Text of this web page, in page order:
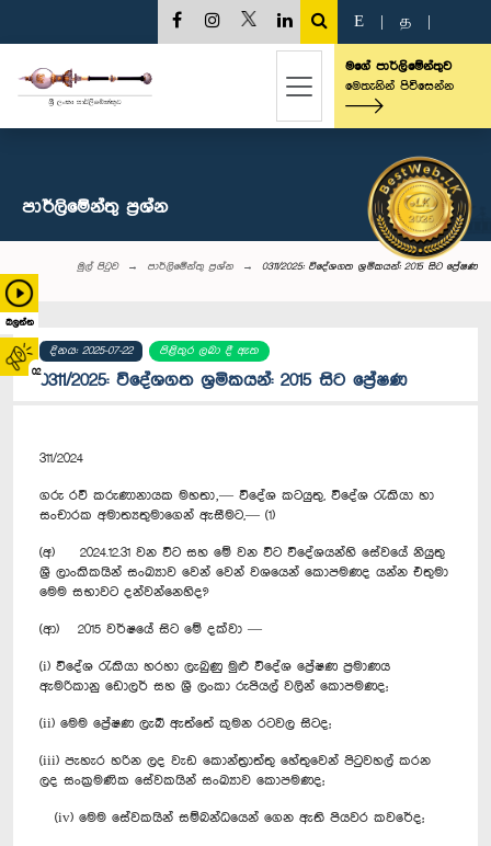
බලන්න
02
E த
මගේ පාර්ලිමේන්තුව
මෙතැනින් පිවිසෙන්න
පාර්ලි‌මේන්තු‌ ප්‍රශ්න
මුල් පිටුව පාර්ලි‌මේන්තු‌ ප්‍රශ්න 0311/2025: විදේශගත ශ්‍රමිකයන්: 2015 සිට ප්‍රේෂණ
දිනය: 2025-07-22 පිළිතුර ලබා දී ඇත
0311/2025: විදේශගත ශ්‍රමිකයන්: 2015 සිට ප්‍රේෂණ
311/2024
ගරු රවී කරුණානායක මහතා‚— විදේශ කටයුතු, විදේශ රැකියා හා
සංචාරක අමාත්‍යතුමාගෙන් ඇසීමට,— (1)
(අ) 2024.12.31 වන විට සහ මේ වන විට විදේශයන්හි සේවයේ නියුතු
ශ්‍රී ලාංකිකයින් සංඛ්‍යාව වෙන් වෙන් වශයෙන් කොපමණද යන්න එතුමා
මෙම සභාවට දන්වන්නෙහිද?
(ආ) 2015 වර්ෂයේ සිට මේ දක්වා —
(i) විදේශ රැකියා හරහා ලැබුණු මුළු විදේශ ප්‍රේෂණ ප්‍රමාණය
ඇමරිකානු ඩොලර් සහ ශ්‍රී ලංකා රුපියල් වලින් කොපමණද;
(ii) මෙම ප්‍රේෂණ ලැබී ඇත්තේ කුමන රටවල සිටද;
(iii) පැහැර හරින ලද වැඩ කොන්ත්‍රාත්තු හේතුවෙන් පිටුවහල් කරන
ලද සංක්‍රමණික සේවකයින් සංඛ්‍යාව කොපමණද;
(iv) මෙම සේවකයින් සම්බන්ධයෙන් ගෙන ඇති පියවර කවරේද;